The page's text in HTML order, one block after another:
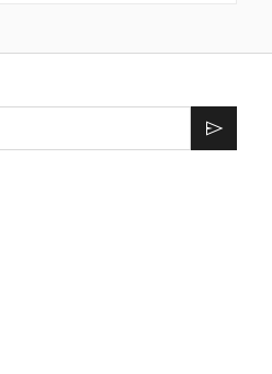
send